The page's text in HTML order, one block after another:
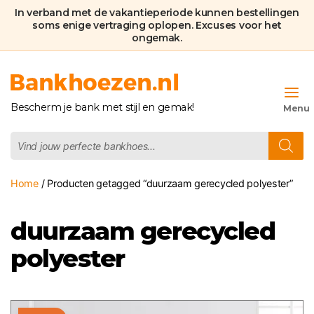
In verband met de vakantieperiode kunnen bestellingen
soms enige vertraging oplopen. Excuses voor het
ongemak.
Bankhoezen.nl
Bescherm je bank met stijl en gemak!
zoeken
Home/ Producten getagged “duurzaam gerecycled polyester”
duurzaam gerecycled
polyester
Dit